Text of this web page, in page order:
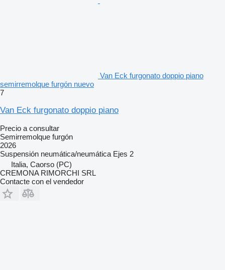
Van Eck furgonato doppio piano
semirremolque furgón nuevo
7
Van Eck furgonato doppio piano
Precio a consultar
Semirremolque furgón
2026
Suspensión neumática/neumática Ejes 2
Italia, Caorso (PC)
CREMONA RIMORCHI SRL
Contacte con el vendedor